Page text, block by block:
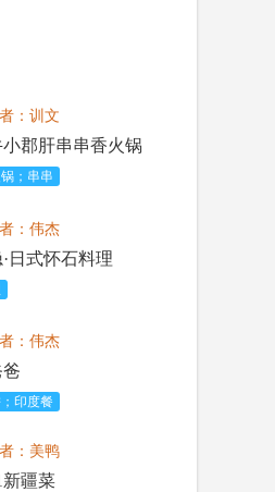
：训文
郡肝串串香火锅
；串串
：伟杰
日式怀石料理
：伟杰
印度餐
：美鸭
新疆菜